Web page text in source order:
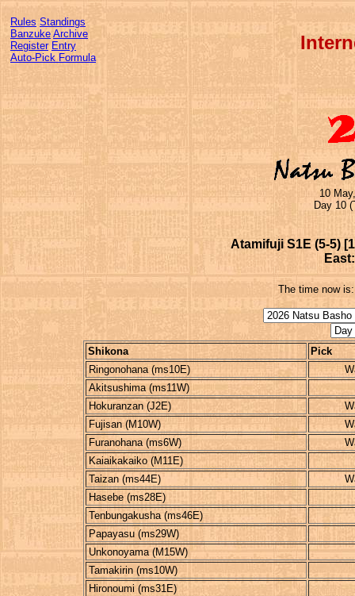
Rules Standings
Banzuke Archive
Register Entry
Auto-Pick Formula
10
Day 10
Atamifuji S1E (5-5)
The time now
Shikona
Pick
Ringonohana (ms10E)
Akitsushima (ms11W)
Hokuranzan (J2E)
Fujisan (M10W)
Furanohana (ms6W)
Kaiaikakaiko (M11E)
Taizan (ms44E)
Hasebe (ms28E)
Tenbungakusha (ms46E)
Papayasu (ms29W)
Unkonoyama (M15W)
Tamakirin (ms10W)
Hironoumi (ms31E)